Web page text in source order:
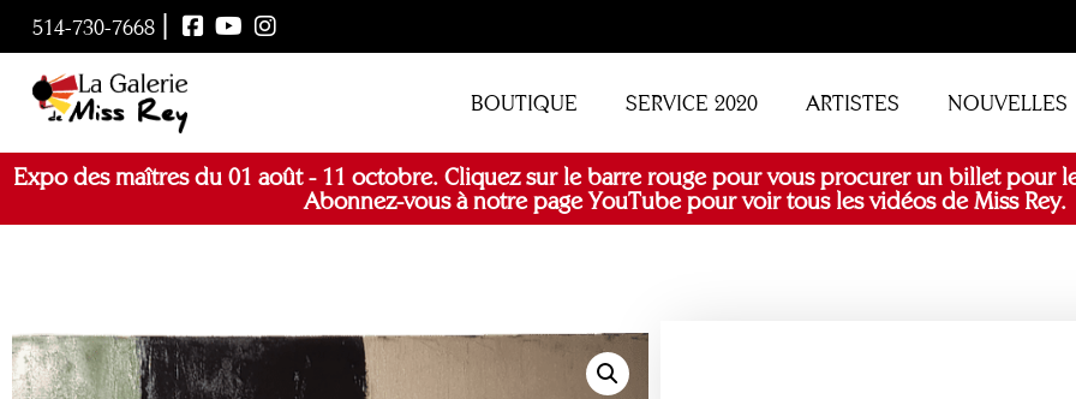
514-730-7668 |
BOUTIQUE SERVICE 2020 ARTISTES NOUVELLES
Expo des maîtres du 01 août - 11 octobre. Cliquez sur le barre rouge pour vous procurer un billet pour
Abonnez-vous à notre page YouTube pour voir tous les vidéos de Miss Rey.